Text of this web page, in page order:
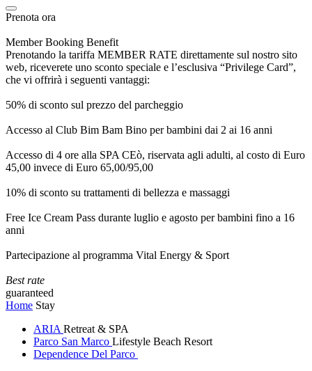
Prenota ora
Member Booking Benefit
Prenotando la tariffa MEMBER RATE direttamente sul nostro sito
web, riceverete uno sconto speciale e l’esclusiva “Privilege Card”,
che vi offrirà i seguenti vantaggi:
50% di sconto sul prezzo del parcheggio
Accesso al Club Bim Bam Bino per bambini dai 2 ai 16 anni
Accesso di 4 ore alla SPA CEò, riservata agli adulti, al costo di Euro
45,00 invece di Euro 65,00/95,00
10% di sconto su trattamenti di bellezza e massaggi
Free Ice Cream Pass durante luglio e agosto per bambini fino a 16
anni
Partecipazione al programma Vital Energy & Sport
Best rate
guaranteed
Home Stay
ARIA Retreat & SPA
Parco San Marco Lifestyle Beach Resort
Dependence Del Parco